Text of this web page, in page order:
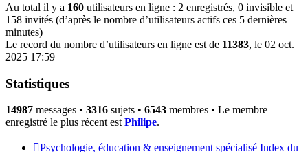
Au total il y a 160 utilisateurs en ligne : 2 enregistrés, 0 invisible et
158 invités (d’après le nombre d’utilisateurs actifs ces 5 dernières
minutes)
Le record du nombre d’utilisateurs en ligne est de 11383, le 02 oct.
2025 17:59
Statistiques
14987 messages • 3316 sujets • 6543 membres • Le membre
enregistré le plus récent est Philipe.
Psychologie, éducation & enseignement spécialisé Index du